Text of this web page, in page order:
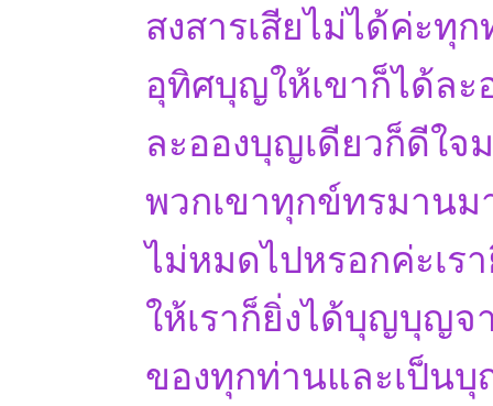
สงสารเสียไม่ได้ค่ะทุ
อุทิศบุญให้เขาก็ได้ล
ละอองบุญเดียวก็ดีใจ
พวกเขาทุกข์ทรมาน
ไม่หมดไปหรอกค่ะเรา
ให้เราก็ยิ่งได้บุญบุญจ
ของทุกท่านและเป็น